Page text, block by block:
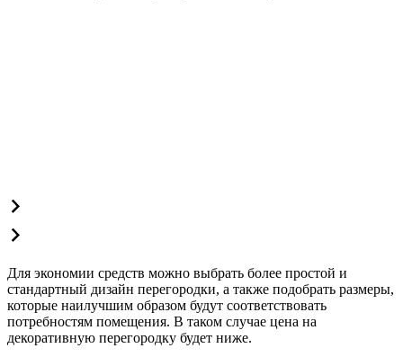
Для экономии средств можно выбрать более простой и
стандартный дизайн перегородки, а также подобрать размеры,
которые наилучшим образом будут соответствовать
потребностям помещения. В таком случае цена на
декоративную перегородку будет ниже.